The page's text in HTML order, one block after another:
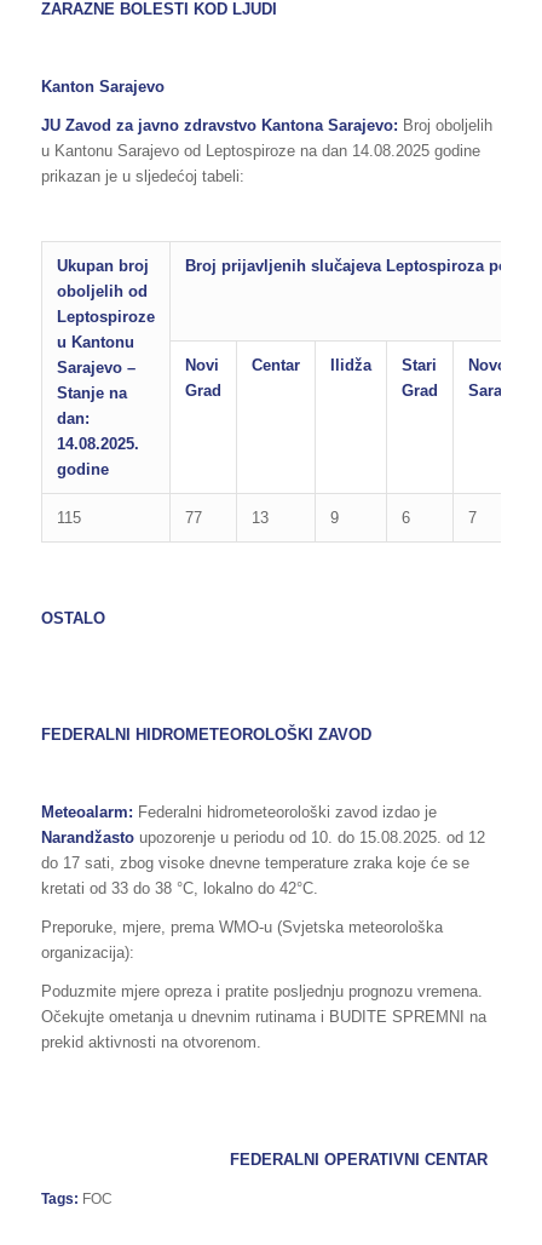
ZARAZNE BOLESTI KOD LJUDI
Kanton Sarajevo
JU Zavod za javno zdravstvo Kantona Sarajevo: Broj oboljelih
u Kantonu Sarajevo od Leptospiroze na dan 14.08.2025 godine
prikazan je u sljedećoj tabeli:
Ukupan broj
oboljelih od
Leptospiroze
u Kantonu
Sarajevo –
Stanje na
dan:
14.08.2025.
godine
Broj prijavljenih slučajeva Leptospiroza po
Novi
Grad
Centar Ilidža
Stari
Grad
Novo
Sarajevo
115 77 13 9 6 7
OSTALO
FEDERALNI HIDROMETEOROLOŠKI ZAVOD
Meteoalarm: Federalni hidrometeorološki zavod izdao je
Narandžastoupozorenje u periodu od 10. do 15.08.2025. od 12
do 17 sati, zbog visoke dnevne temperature zraka koje će se
kretati od 33 do 38 °C, lokalno do 42°C.
Preporuke, mjere, prema WMO-u (Svjetska meteorološka
organizacija):
Poduzmite mjere opreza i pratite posljednju prognozu vremena.
Očekujte ometanja u dnevnim rutinama i BUDITE SPREMNI na
prekid aktivnosti na otvorenom.
FEDERALNI OPERATIVNI CENTAR
Tags: FOC